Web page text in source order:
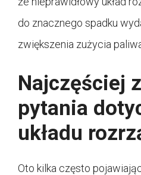
do znacznego spadku
zwiększenia zużycia
Najczęściej
pytania
układu
Oto kilka często